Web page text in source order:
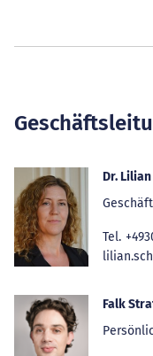
Dr.
Tel.
Falk